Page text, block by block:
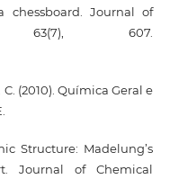
chessboard. Journal of
63(7), 607.
C. (2010). Química Geral e
Structure: Madelung’s
Journal of Chemical